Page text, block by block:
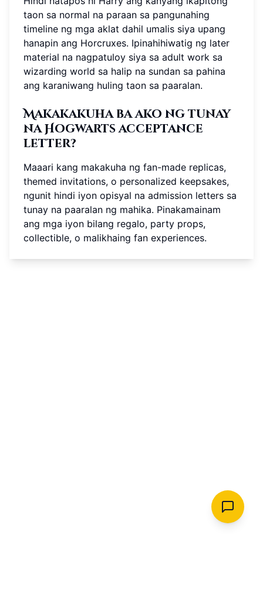
taon sa normal na paraan sa pangunahing
timeline ng mga aklat dahil umalis siya upang
hanapin ang Horcruxes. Ipinahihiwatig ng later
material na nagpatuloy siya sa adult work sa
wizarding world sa halip na sundan sa pahina
ang karaniwang huling taon sa paaralan.
Makakakuha ba ako ng tunay
na Hogwarts acceptance
letter?
Maaari kang makakuha ng fan-made replicas,
themed invitations, o personalized keepsakes,
ngunit hindi iyon opisyal na admission letters sa
tunay na paaralan ng mahika. Pinakamainam
ang mga iyon bilang regalo, party props,
collectible, o malikhaing fan experiences.